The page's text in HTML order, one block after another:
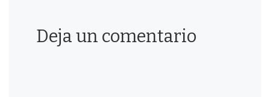
Deja un comentario